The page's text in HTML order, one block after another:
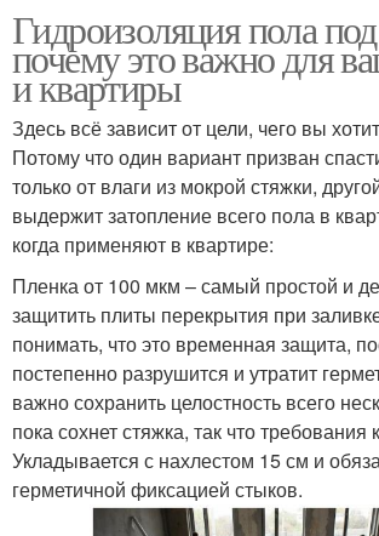
Гидроизоляция пола
почему это важно для
и квартиры
Здесь всё зависит от цели, чего вы
Потому что один вариант призван
только от влаги из мокрой стяжки,
выдержит затопление всего пола в
когда применяют в квартире:
Пленка от 100 мкм – самый простой и
защитить плиты перекрытия при
понимать, что это временная защита,
постепенно разрушится и утратит
важно сохранить целостность всего
пока сохнет стяжка, так что требования
Укладывается с нахлестом 15 см и
герметичной фиксацией стыков.